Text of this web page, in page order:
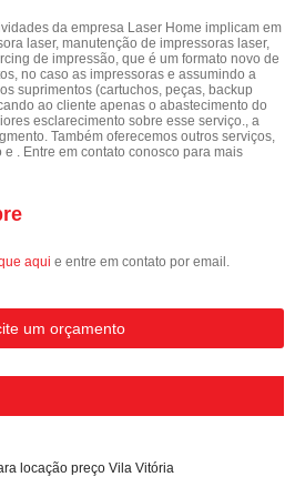
da empresa Laser Home implicam em
laser, manutenção de impressoras laser,
de impressão, que é um formato novo de
no caso as impressoras e assumindo a
suprimentos (cartuchos, peças, backup
ao cliente apenas o abastecimento do
esclarecimento sobre esse serviço., a
Também oferecemos outros serviços,
. Entre em contato conosco para mais
aqui e entre em contato por email.
um orçamento
locação preço Vila Vitória